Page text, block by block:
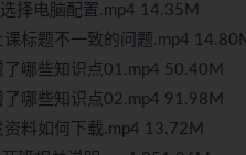
择电脑配置.mp4 14.35M
标题不一致的问题.mp4
哪些知识点01.mp4 50.40M
哪些知识点02.mp4 91.98M
料如何下载.mp4 13.72M